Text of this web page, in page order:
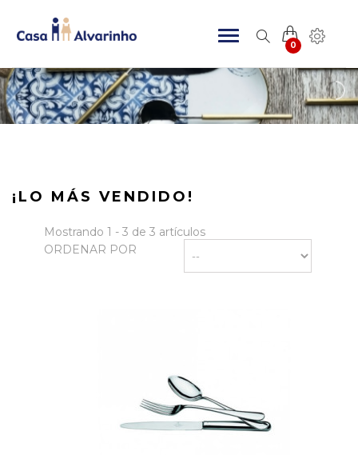
0
¡LO MÁS VENDIDO!
Mostrando 1 - 3 de 3 artículos
ORDENAR POR